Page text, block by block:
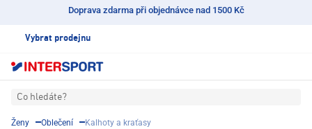
Doprava zdarma při objednávce nad 1500 Kč
Vybrat prodejnu
Co hledáte?
Ženy Oblečení Kalhoty a kraťasy